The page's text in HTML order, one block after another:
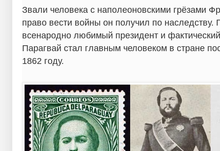
Звали человека с наполеоновскими грёзами
право вести войны он получил по наследству.
всенародно любимый президент и
Парагвай стал главным человеком в стране
1862 году.